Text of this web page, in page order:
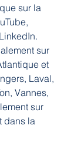
sur la
sur
et
Laval,
Vannes,
sur
dans la